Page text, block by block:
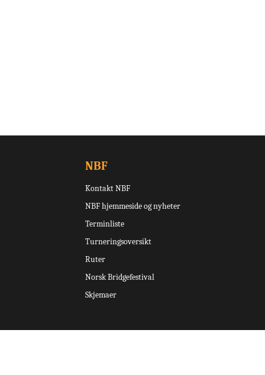
NBF
Kontakt NBF
NBF hjemmeside og nyheter
Terminliste
Turneringsoversikt
Ruter
Norsk Bridgefestival
Skjemaer